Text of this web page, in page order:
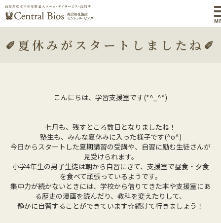
✐夏休みがスタートしましたね✐
こんにちは、学習支援室です(*^_^*)
七月も、残すところ数日となりましたね！
塾生も、みんな夏休みに入った様子です(^o^)
今日からスタートした夏期講習の受講や、自習に励む生徒さんが
見受けられます。
小学4年生の男子生徒は朝から自習にきて、支援室で昼食・夕食
を食べて頑張っているようです。
集中力が続かないときには、学校から借りてきた本や支援室にあ
る歴史の漫画を読んだり、教科を変えたりして、
静かに自習することができています☆続けて行きましょう！